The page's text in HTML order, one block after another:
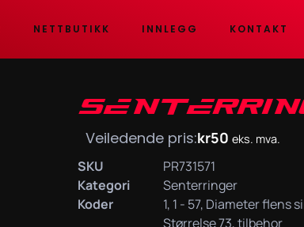
NETTBUTIKK INNLEGG KONTAKT
Veiledende pris:kr50 eks. mva.
SKU
PR731571
Kategori
Senterringer
Koder
1, 1 - 57, Diameter flens
Størrelse 73,tilbehor